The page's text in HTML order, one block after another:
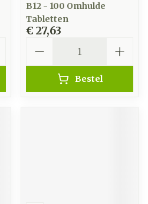
B12 - 100 Omhulde
Tabletten
€ 27,63
Bestel